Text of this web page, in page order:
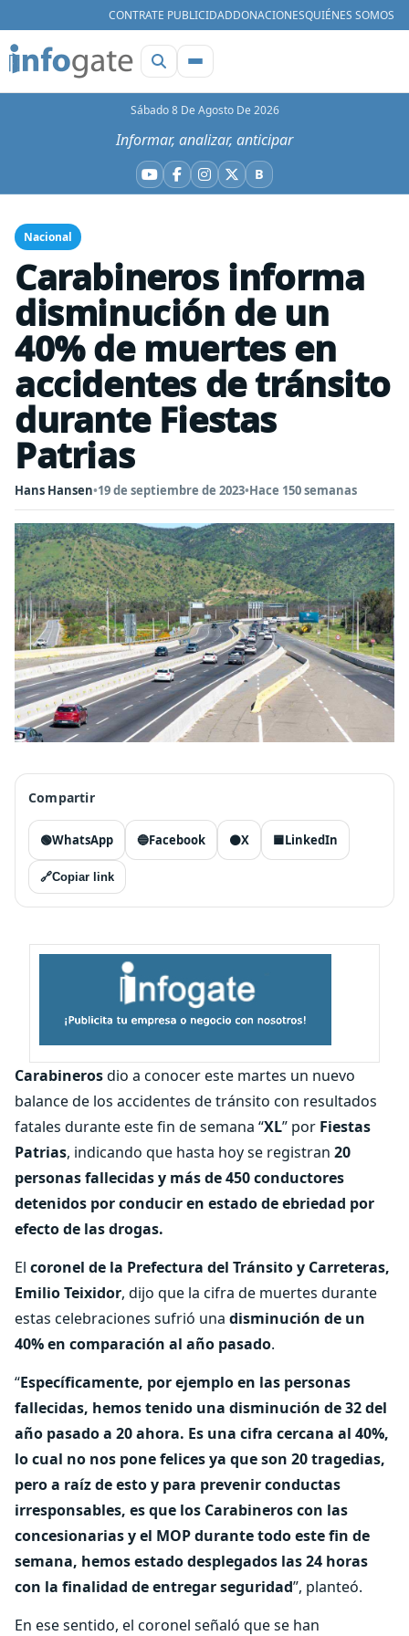
CONTRATE PUBLICIDADDONACIONESQUIÉNES SOMOS
Sábado 8 De Agosto De 2026
Informar, analizar, anticipar
YouTube
Facebook
Instagram
X BBluesky
Nacional
Carabineros informa
disminución de un
40% de muertes en
accidentes de tránsito
durante Fiestas
Patrias
Hans Hansen•19 de septiembre de 2023•Hace 150 semanas
Compartir
🟢WhatsApp 🔵Facebook ⚫X 🟦LinkedIn
🔗Copiar link
Carabinerosdio a conocer este martes un nuevo
balance de los accidentes de tránsito con resultados
fatales durante este fin de semana “XL” por Fiestas
Patrias, indicando que hasta hoy se registran 20
personas fallecidas y más de 450 conductores
detenidos por conducir en estado de ebriedad por
efecto de las drogas.
El coronel de la Prefectura del Tránsito y Carreteras,
Emilio Teixidor, dijo que la cifra de muertes durante
estas celebraciones sufrió una disminución de un
40% en comparación al año pasado.
“Específicamente, por ejemplo en las personas
fallecidas, hemos tenido una disminución de 32 del
año pasado a 20 ahora. Es una cifra cercana al 40%,
lo cual no nos pone felices ya que son 20 tragedias,
pero a raíz de esto y para prevenir conductas
irresponsables, es que los Carabineros con las
concesionarias y el MOP durante todo este fin de
semana, hemos estado desplegados las 24 horas
con la finalidad de entregar seguridad”, planteó.
En ese sentido, el coronel señaló que se han